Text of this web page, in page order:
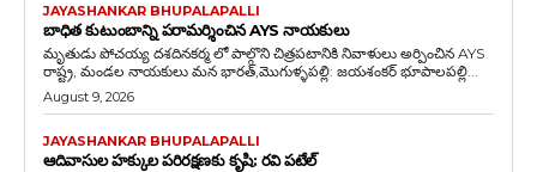
JAYASHANKAR BHUPALAPALLI
బాధిత కుటుంబాన్ని పరామర్శించిన AYS నాయకులు
మృతుడు పోచయ్య దశదినకర్మ లో పాల్గొని చిత్రపటానికి నివాళులు అర్పించిన AYS
రాష్ట్ర, మండల నాయకులు మన భారత్,మొగుళ్ళపల్లి: జయశంకర్ భూపాలపల్లి...
August 9, 2026
JAYASHANKAR BHUPALAPALLI
ఆదివాసుల హక్కుల పరిరక్షణకు కృషి: రవి పటేల్